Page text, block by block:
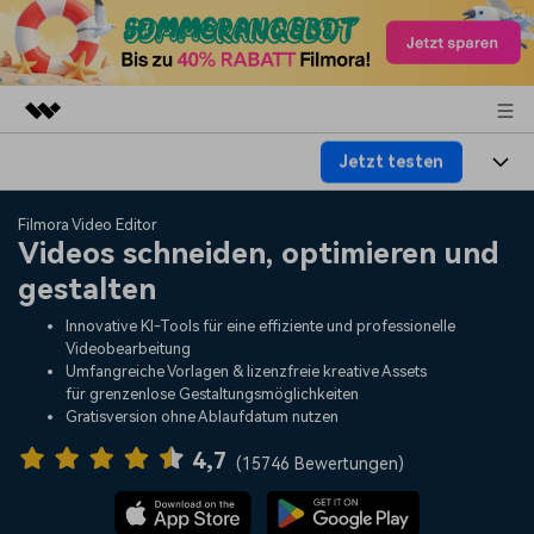
Dienstprogramme
Business
Überblick
Lösungen
Über uns
Presseraum
Support
Jetzt testen
Produkte
Plattformen
Funktionen
Assets
KI
Video/Foto
Audio
Lösungen
Soziale Medien
Marketing & Business
Lifestyle & Spaß
Ressourcen
Video-Prompts
Über 100 heiße Video-
Meisterkurs
Beherrschen Sie
Hilfe-Center
Erste Schritte
Filmora Video Editor
Videos schneiden, optimieren und
gestalten
Innovative KI-Tools für eine effiziente und professionelle
Videobearbeitung
Umfangreiche Vorlagen & lizenzfreie kreative Assets
für grenzenlose Gestaltungsmöglichkeiten
Gratisversion ohne Ablaufdatum nutzen
4,7 (15746 Bewertungen)